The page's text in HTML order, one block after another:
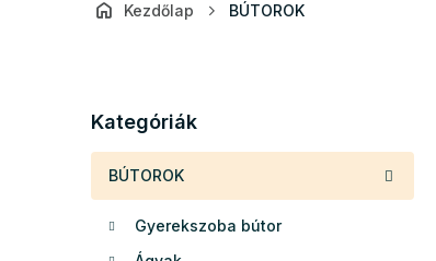
Kezdőlap BÚTOROK
a
s
átugrása
Kategóriák
BÚTOROK
Gyerekszoba bútor